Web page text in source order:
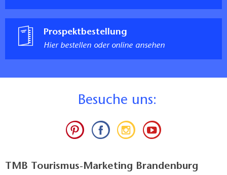
Prospektbestellung
Hier bestellen oder online ansehen
Besuche uns:
TMB Tourismus-Marketing Brandenburg